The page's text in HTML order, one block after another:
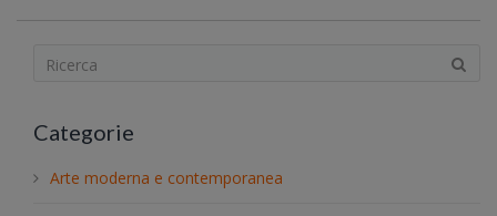
r
h
Categorie
Arte moderna e contemporanea